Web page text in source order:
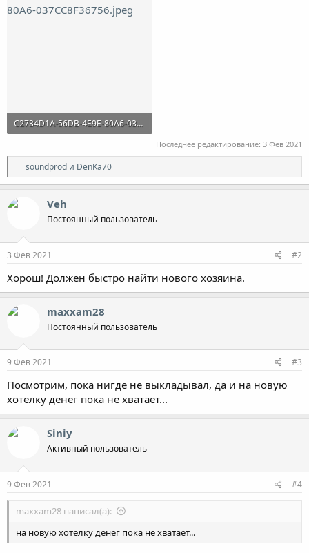
C2734D1A-56DB-4E9E-80A6-037CC8F36756.jpeg
Последнее редактирование: 3 Фев 2021
Р
е
а
:
soundprod и DenKa70
Veh
Постоянный пользователь
3 Фев 2021 #2
Хорош! Должен быстро найти нового хозяина.
maxxam28
Постоянный пользователь
9 Фев 2021 #3
Посмотрим, пока нигде не выкладывал, да и на новую
хотелку денег пока не хватает...
Siniy
Активный пользователь
9 Фев 2021 #4
maxxam28 написал(а):
на новую хотелку денег пока не хватает...